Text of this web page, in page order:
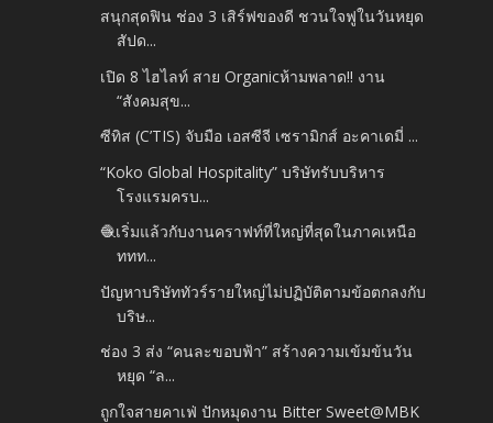
สนุกสุดฟิน ช่อง 3 เสิร์ฟของดี ชวนใจฟูในวันหยุด
สัปด...
เปิด 8 ไฮไลท์ สาย Organicห้ามพลาด!! งาน
“สังคมสุข...
ซีทิส (C’TIS) จับมือ เอสซีจี เซรามิกส์ อะคาเดมี่ ...
“Koko Global Hospitality” บริษัทรับบริหาร
โรงแรมครบ...
🧶เริ่มแล้วกับงานคราฟท์ที่ใหญ่ที่สุดในภาคเหนือ
ททท...
ปัญหาบริษัททัวร์รายใหญ่ไม่ปฏิบัติตามข้อตกลงกับ
บริษ...
ช่อง 3 ส่ง “คนละขอบฟ้า” สร้างความเข้มข้นวัน
หยุด “ล...
ถูกใจสายคาเฟ่ ปักหมุดงาน Bitter Sweet@MBK